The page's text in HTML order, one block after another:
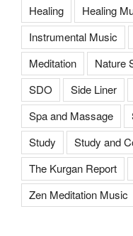
Healing
Healing
Instrumental Music
Meditation
Nature
SDO
Side Liner
Spa and Massage
Study
Study and
The Kurgan Report
Zen Meditation Music